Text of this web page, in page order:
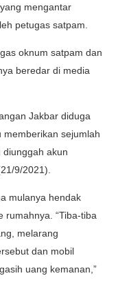
mengantar
petugas satpam.
oknum satpam dan
beredar di media
Jakbar diduga
memberikan sejumlah
diunggah akun
9/2021).
mulanya hendak
rumahnya. “Tiba-tiba
melarang
dan mobil
uang kemanan,”